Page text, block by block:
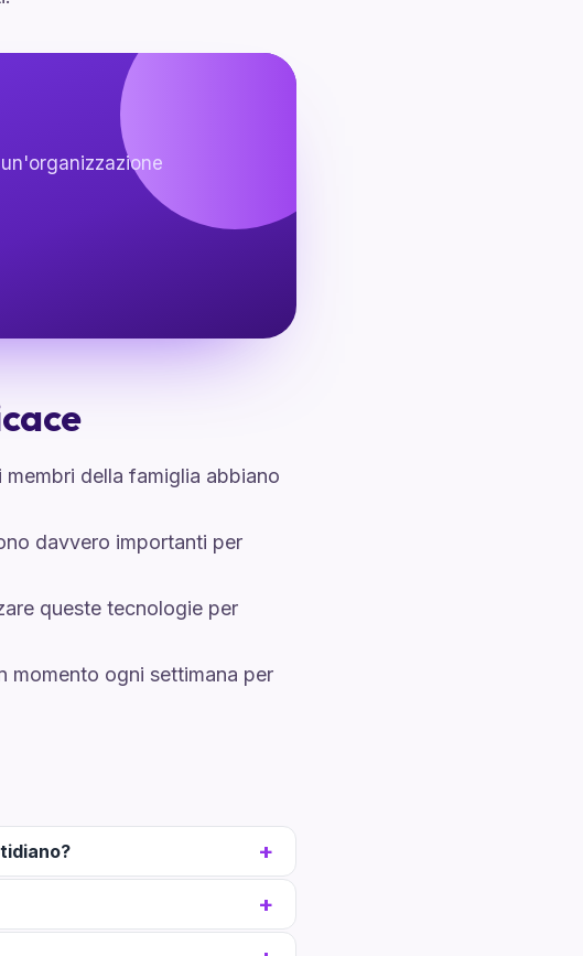
della famiglia abbiano
davvero importanti per
queste tecnologie per
momento ogni settimana per